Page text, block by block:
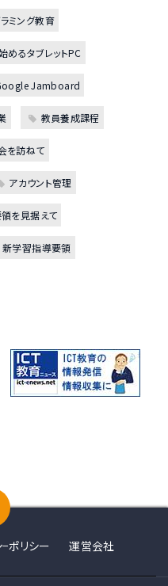
ミング教育
めるタブレットPC
Jamboard
教員養成課程
を訪ねて
アカウント管理
を見据えて
新学習指導要領
ポリシー 運営会社